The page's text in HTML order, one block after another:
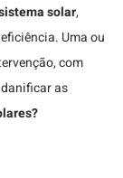
solar,
Uma ou
com
as